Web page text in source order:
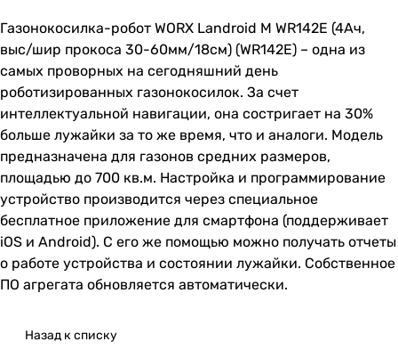
Газонокосилка-робот WORX Landroid M WR142E (4Ач,
выс/шир прокоса 30-60мм/18см) (WR142E) – одна из
самых проворных на сегодняшний день
роботизированных газонокосилок. За счет
интеллектуальной навигации, она состригает на 30%
больше лужайки за то же время, что и аналоги. Модель
предназначена для газонов средних размеров,
площадью до 700 кв.м. Настройка и программирование
устройство производится через специальное
бесплатное приложение для смартфона (поддерживает
iOS и Android). С его же помощью можно получать отчеты
о работе устройства и состоянии лужайки. Собственное
ПО агрегата обновляется автоматически.
Назад к списку